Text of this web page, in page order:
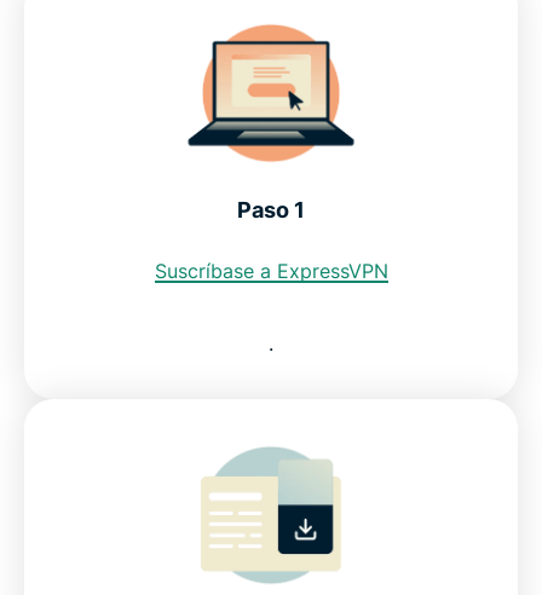
Descargue una VPN para Taiwán en todos sus
¿Puedo usar una VPN gratis para obtener una
dirección IP de Taiwán?
Selección de los mejores servidores VPN
Paso 1
Suscríbase a ExpressVPN
.